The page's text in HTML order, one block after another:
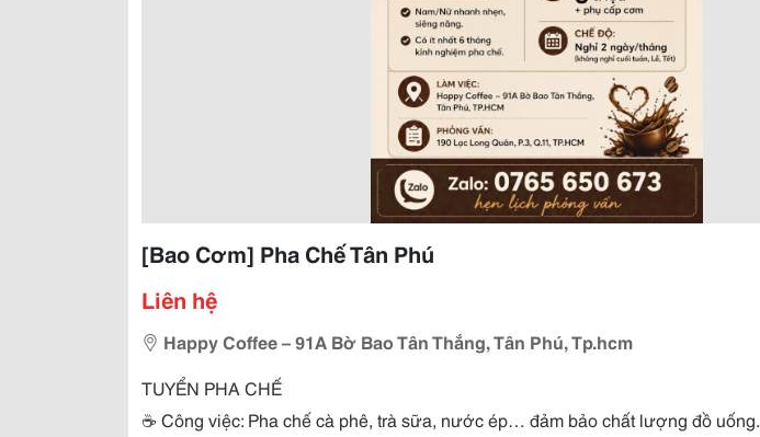
[Bao Cơm] Pha Chế Tân Phú
Liên hệ
Happy Coffee – 91A Bờ Bao Tân Thắng, Tân Phú, Tp.hcm
TUYỂN PHA CHẾ
☕ Công việc: Pha chế cà phê, trà sữa, nước ép… đảm bảo chất lượng đồ uống.